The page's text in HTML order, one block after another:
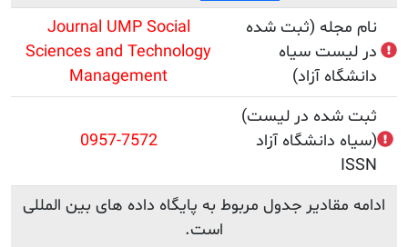
Journal UMP Social
Sciences and Technology
Management
(ثبت شده
سیاه
آزاد)
0957-7572
(ثبت شده در لیست
آزاد)
جدول مربوط به پایگاه داده های بین المللی